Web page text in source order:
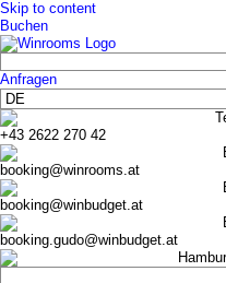
Skip to content
Buchen
Anfragen
+43 2622 270 42
booking@winrooms.at
booking@winbudget.at
booking.gudo@winbudget.at